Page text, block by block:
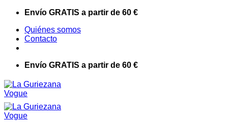
Saltar
contenido
Envío GRATIS a partir de 60 €
Quiénes somos
Contacto
Envío GRATIS a partir de 60 €